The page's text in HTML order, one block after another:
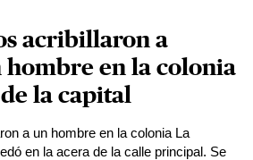
acribillaron a
hombre en la colonia
la capital
a un hombre en la colonia La
en la acera de la calle principal. Se